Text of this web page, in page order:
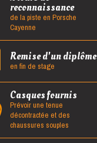
reconnaissance
de la piste en Porsche
Cayenne
Remise d'un diplôme
en fin de stage
Casques fournis
Prévoir une tenue
décontractée et des
chaussures souples